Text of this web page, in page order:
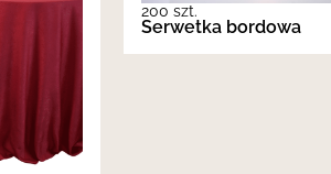
200 szt.
Serwetka bordowa